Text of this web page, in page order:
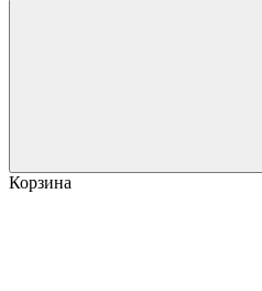
Корзина